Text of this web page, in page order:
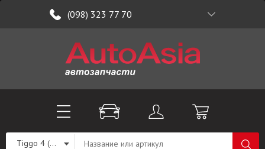
(098) 323 77 70
Tiggo 4 (T19)